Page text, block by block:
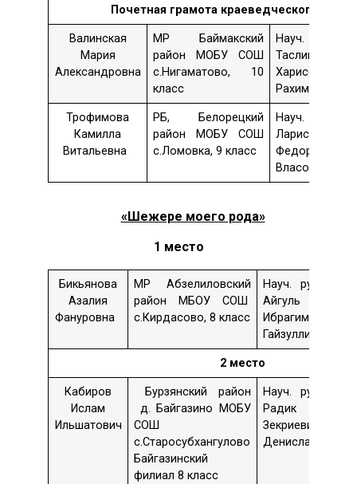
Почетная грамота краеведческого
Валинская
Мария
Александровна
МР Баймакский
район МОБУ СОШ
с.Нигаматово, 10
класс
Науч. рук.
Таслима
Харисовна
Рахимова
Трофимова
Камилла
Витальевна
РБ, Белорецкий
район МОБУ СОШ
с.Ломовка, 9 класс
Науч. рук.
Лариса
Федоровна
Власова
«Шежере моего рода»
1 место
Бикьянова
Азалия
Фануровна
МР Абзелиловский
район МБОУ СОШ
с.Кирдасово, 8 класс
Науч. рук. –
Айгуль
Ибрагимовна
Гайзуллина
2 место
Кабиров
Ислам
Ильшатович
Бурзянский район
д. Байгазино МОБУ
СОШ
с.Старосубхангулово
Байгазинский
филиал 8 класс
Науч. рук. –
Радик
Зекриевич
Денисламов